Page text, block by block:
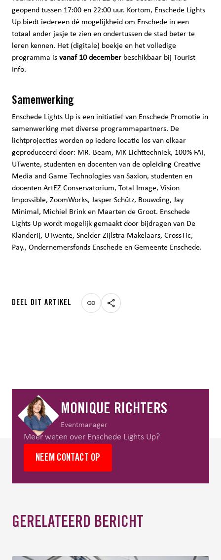
geopend tussen 17:00 en 22:00 uur. Kortom, Enschede Lights
Up biedt iedereen dé mogelijkheid om Enschede in een
totaal ander jasje te zien en ondertussen de stad beter te
leren kennen. Het (digitale) boekje en het volledige
programma is vanaf 10 december beschikbaar bij Tourist
Info.
Samenwerking
Enschede Lights Up is een initiatief van Enschede Promotie in
samenwerking met diverse programmapartners. De
lichtprojecties worden op iedere locatie los van elkaar
geproduceerd door: MR. Beam, MK Lichttechniek, 100% FAT,
UTwente, studenten en docenten van de opleiding Creative
Media and Game Technologies van Saxion, studenten en
docenten ArtEZ Conservatorium, Total Image, Vision
Impossible, ZoomWorks, Jasper Schütz, Bouwding, Jay
Minimal, Michiel Brink en Maarten de Groot. Enschede
Lights Up wordt mogelijk gemaakt door bijdragen van De
Klanderij, UTwente, Snelder Zijlstra Makelaars, CrossTic,
Pay., Ondernemersfonds Enschede en Gemeente Enschede.
DEEL DIT ARTIKEL
MONIQUE RICHTERS
Eventmanager
Meer weten over Enschede Lights Up?
NEEM CONTACT OP
GERELATEERD BERICHT